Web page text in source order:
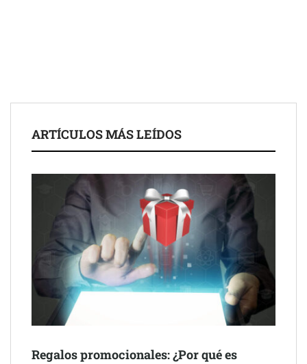
Schaeffler mejora su rentabilidad en el primer semestre de 2026
NOVA: innovación y diseño que transforman espacios de la
mano de Tormo Franquicias
ARTÍCULOS MÁS LEÍDOS
Regalos promocionales: ¿Por qué es